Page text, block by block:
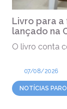
Livro para
lançado na
O livro conta
07/08/2026
NOTÍCIAS